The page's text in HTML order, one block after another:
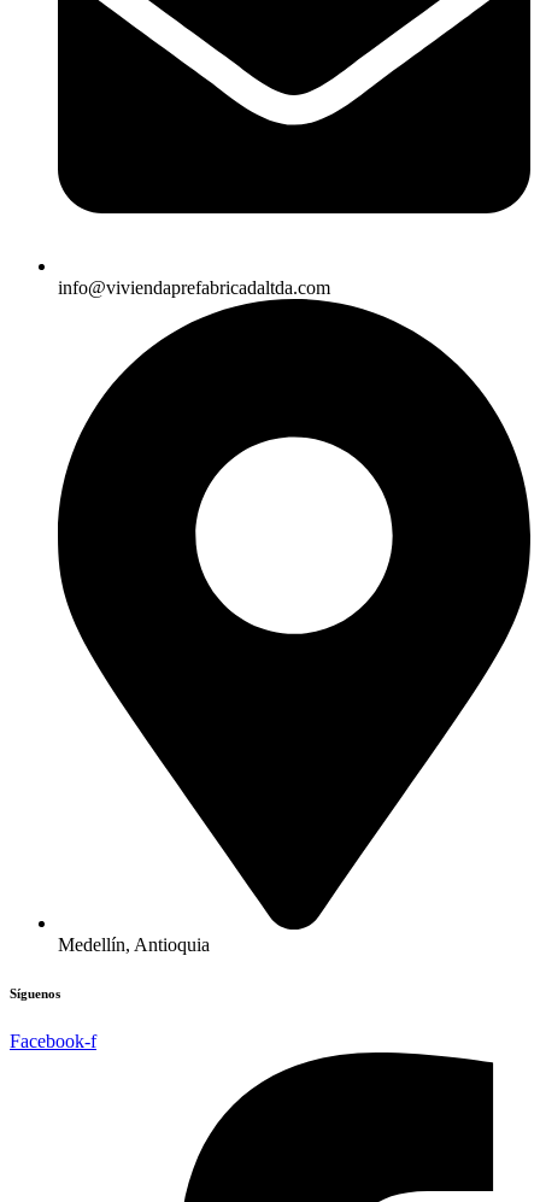
info@viviendaprefabricadaltda.com
Medellín, Antioquia
Síguenos
Facebook-f